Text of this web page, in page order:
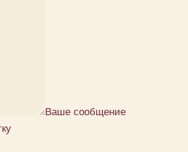
Ваше сообщение